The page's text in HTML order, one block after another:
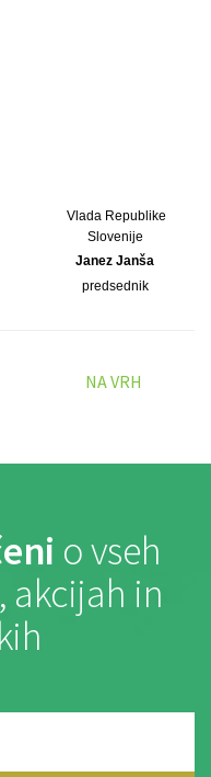
Vlada Republike
Slovenije
Janez Janša
predsednik
NA VRH
o vseh
akcijah in